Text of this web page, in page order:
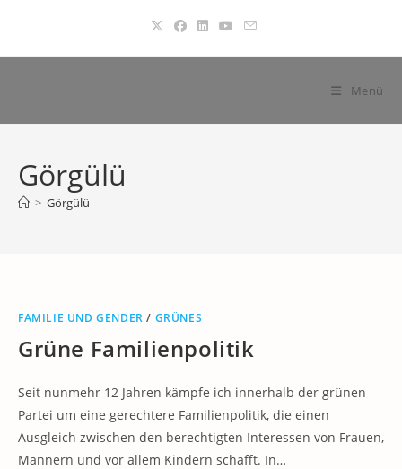
springen
Menü
Görgülü
> Görgülü
FAMILIE UND GENDER / GRÜNES
Grüne Familienpolitik
Seit nunmehr 12 Jahren kämpfe ich innerhalb der grünen
Partei um eine gerechtere Familienpolitik, die einen
Ausgleich zwischen den berechtigten Interessen von Frauen,
Männern und vor allem Kindern schafft. In…